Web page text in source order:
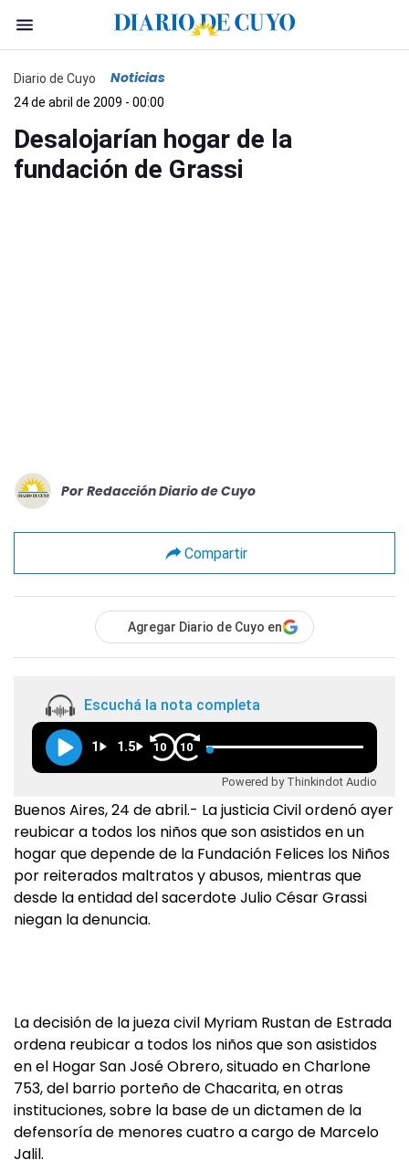
Diario de Cuyo Noticias
24 de abril de 2009 - 00:00
Desalojarían hogar de la
fundación de Grassi
Por Redacción Diario de Cuyo
Compartir
Agregar Diario de Cuyo en
Escuchá la nota completa
1 1.5 10 10
Powered by Thinkindot Audio
Buenos Aires, 24 de abril.- La justicia Civil ordenó ayer
reubicar a todos los niños que son asistidos en un
hogar que depende de la Fundación Felices los Niños
por reiterados maltratos y abusos, mientras que
desde la entidad del sacerdote Julio César Grassi
niegan la denuncia.
La decisión de la jueza civil Myriam Rustan de Estrada
ordena reubicar a todos los niños que son asistidos
en el Hogar San José Obrero, situado en Charlone
753, del barrio porteño de Chacarita, en otras
instituciones, sobre la base de un dictamen de la
defensoría de menores cuatro a cargo de Marcelo
Jalil.